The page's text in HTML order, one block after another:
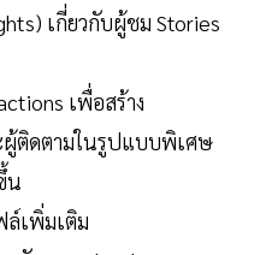
เกี่ยวกับผู้ชม Stories
เพื่อสร้าง
ติดตามในรูปแบบพิเศษ
น
เพิ่มเติม